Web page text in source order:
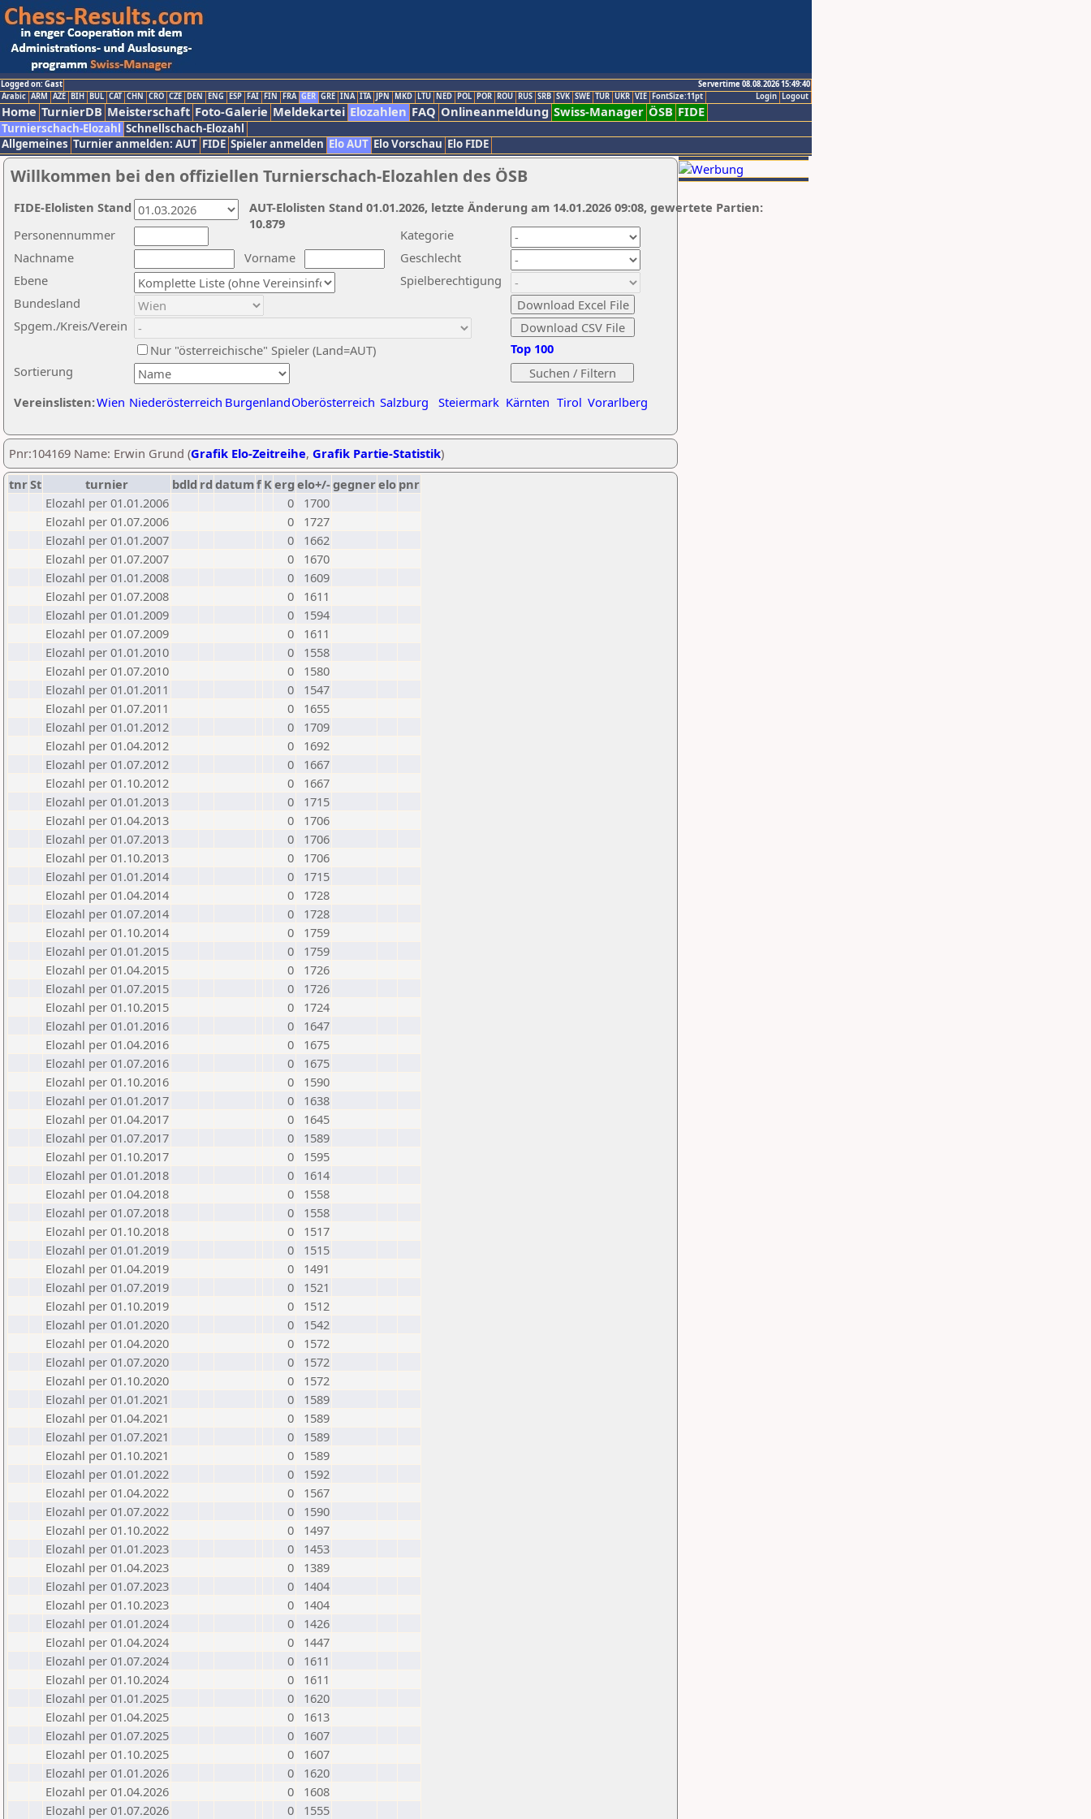
Logged on: Gast
Servertime 08.08.2026 15:49:40
Logout
Login
Arabic ARM AZE BIH BUL CAT CHN CRO CZE DEN ENG ESP FAI FIN FRA GER GRE INA ITA JPN MKD LTU NED POL POR ROU RUS SRB SVK SWE TUR UKR VIE FontSize:11pt
Home TurnierDB Meisterschaft Foto-Galerie Meldekartei Elozahlen FAQ Onlineanmeldung Swiss-Manager ÖSB FIDE
Turnierschach-Elozahl Schnellschach-Elozahl
Allgemeines Turnier anmelden: AUT FIDE Spieler anmelden Elo AUT Elo Vorschau Elo FIDE
Willkommen bei den offiziellen Turnierschach-Elozahlen des ÖSB
Nachname
Vorname
Ebene
Kategorie
Sortierung
Personennummer
Bundesland
Spgem./Kreis/Verein
Geschlecht
Nur "österreichische" Spieler (Land=AUT)
Spielberechtigung
Vereinslisten:Wien Niederösterreich BurgenlandOberösterreich Salzburg Steiermark Kärnten Tirol Vorarlberg
Top 100
AUT-Elolisten Stand 01.01.2026, letzte Änderung am 14.01.2026 09:08, gewertete Partien:
10.879
FIDE-Elolisten Stand
Pnr:104169 Name: Erwin Grund (Grafik Elo-Zeitreihe, Grafik Partie-Statistik)
tnrSt turnier bdld rd datumf Kerg elo+/-gegnerelo pnr
Elozahl per 01.01.2006
0
1700
Elozahl per 01.07.2006
0
1727
Elozahl per 01.01.2007
0
1662
Elozahl per 01.07.2007
0
1670
Elozahl per 01.01.2008
0
1609
Elozahl per 01.07.2008
0
1611
Elozahl per 01.01.2009
0
1594
Elozahl per 01.07.2009
0
1611
Elozahl per 01.01.2010
0
1558
Elozahl per 01.07.2010
0
1580
Elozahl per 01.01.2011
0
1547
Elozahl per 01.07.2011
0
1655
Elozahl per 01.01.2012
0
1709
Elozahl per 01.04.2012
0
1692
Elozahl per 01.07.2012
0
1667
Elozahl per 01.10.2012
0
1667
Elozahl per 01.01.2013
0
1715
Elozahl per 01.04.2013
0
1706
Elozahl per 01.07.2013
0
1706
Elozahl per 01.10.2013
0
1706
Elozahl per 01.01.2014
0
1715
Elozahl per 01.04.2014
0
1728
Elozahl per 01.07.2014
0
1728
Elozahl per 01.10.2014
0
1759
Elozahl per 01.01.2015
0
1759
Elozahl per 01.04.2015
0
1726
Elozahl per 01.07.2015
0
1726
Elozahl per 01.10.2015
0
1724
Elozahl per 01.01.2016
0
1647
Elozahl per 01.04.2016
0
1675
Elozahl per 01.07.2016
0
1675
Elozahl per 01.10.2016
0
1590
Elozahl per 01.01.2017
0
1638
Elozahl per 01.04.2017
0
1645
Elozahl per 01.07.2017
0
1589
Elozahl per 01.10.2017
0
1595
Elozahl per 01.01.2018
0
1614
Elozahl per 01.04.2018
0
1558
Elozahl per 01.07.2018
0
1558
Elozahl per 01.10.2018
0
1517
Elozahl per 01.01.2019
0
1515
Elozahl per 01.04.2019
0
1491
Elozahl per 01.07.2019
0
1521
Elozahl per 01.10.2019
0
1512
Elozahl per 01.01.2020
0
1542
Elozahl per 01.04.2020
0
1572
Elozahl per 01.07.2020
0
1572
Elozahl per 01.10.2020
0
1572
Elozahl per 01.01.2021
0
1589
Elozahl per 01.04.2021
0
1589
Elozahl per 01.07.2021
0
1589
Elozahl per 01.10.2021
0
1589
Elozahl per 01.01.2022
0
1592
Elozahl per 01.04.2022
0
1567
Elozahl per 01.07.2022
0
1590
Elozahl per 01.10.2022
0
1497
Elozahl per 01.01.2023
0
1453
Elozahl per 01.04.2023
0
1389
Elozahl per 01.07.2023
0
1404
Elozahl per 01.10.2023
0
1404
Elozahl per 01.01.2024
0
1426
Elozahl per 01.04.2024
0
1447
Elozahl per 01.07.2024
0
1611
Elozahl per 01.10.2024
0
1611
Elozahl per 01.01.2025
0
1620
Elozahl per 01.04.2025
0
1613
Elozahl per 01.07.2025
0
1607
Elozahl per 01.10.2025
0
1607
Elozahl per 01.01.2026
0
1620
Elozahl per 01.04.2026
0
1608
Elozahl per 01.07.2026
0 1555